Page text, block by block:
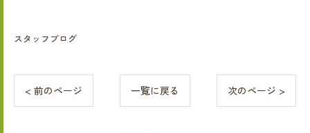
スタッフブログ
< 前のページ 一覧に戻る 次のページ >